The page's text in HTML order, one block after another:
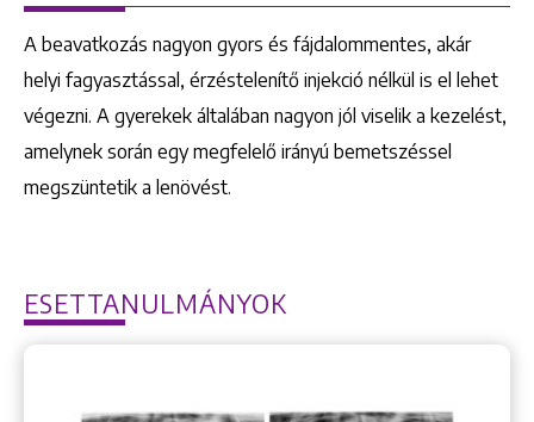
A beavatkozás nagyon gyors és fájdalommentes, akár
helyi fagyasztással, érzéstelenítő injekció nélkül is el lehet
végezni. A gyerekek általában nagyon jól viselik a kezelést,
amelynek során egy megfelelő irányú bemetszéssel
megszüntetik a lenövést.
ESETTANULMÁNYOK